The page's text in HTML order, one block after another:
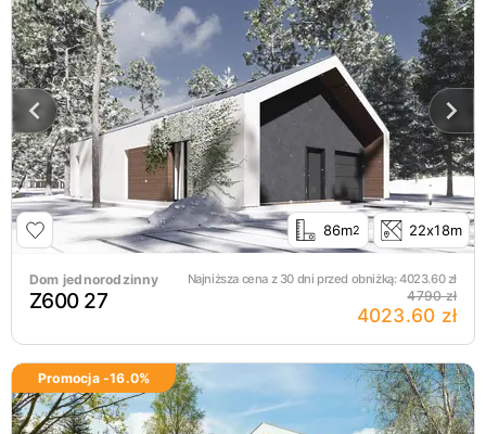
86m2 22x18m
Dom jednorodzinny Najniższa cena z 30 dni przed obniżką:4023.60zł
Z600 27 4790 zł
4023.60 zł
Promocja -16.0%